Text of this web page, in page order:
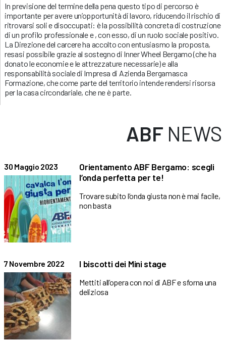
In previsione del termine della pena questo tipo di percorso è
importante per avere un’opportunità di lavoro, riducendo il rischio di
ritrovarsi soli e disoccupati: è la possibilità concreta di costruzione
di un profilo professionale e , con esso, di un ruolo sociale positivo.
La Direzione del carcere ha accolto con entusiasmo la proposta,
resasi possibile grazie al sostegno di Inner Wheel Bergamo (che ha
donato le economie e le attrezzature necessarie) e alla
responsabilità sociale di Impresa di Azienda Bergamasca
Formazione, che come parte del territorio intende rendersi risorsa
per la casa circondariale, che ne è parte.
ABF NEWS
30 Maggio 2023
Orientamento ABF Bergamo: scegli
l’onda perfetta per te!
Trovare subito l’onda giusta non è mai facile,
non basta
7 Novembre 2022 I biscotti dei Mini stage
Mettiti all’opera con noi di ABF e sforna una
deliziosa